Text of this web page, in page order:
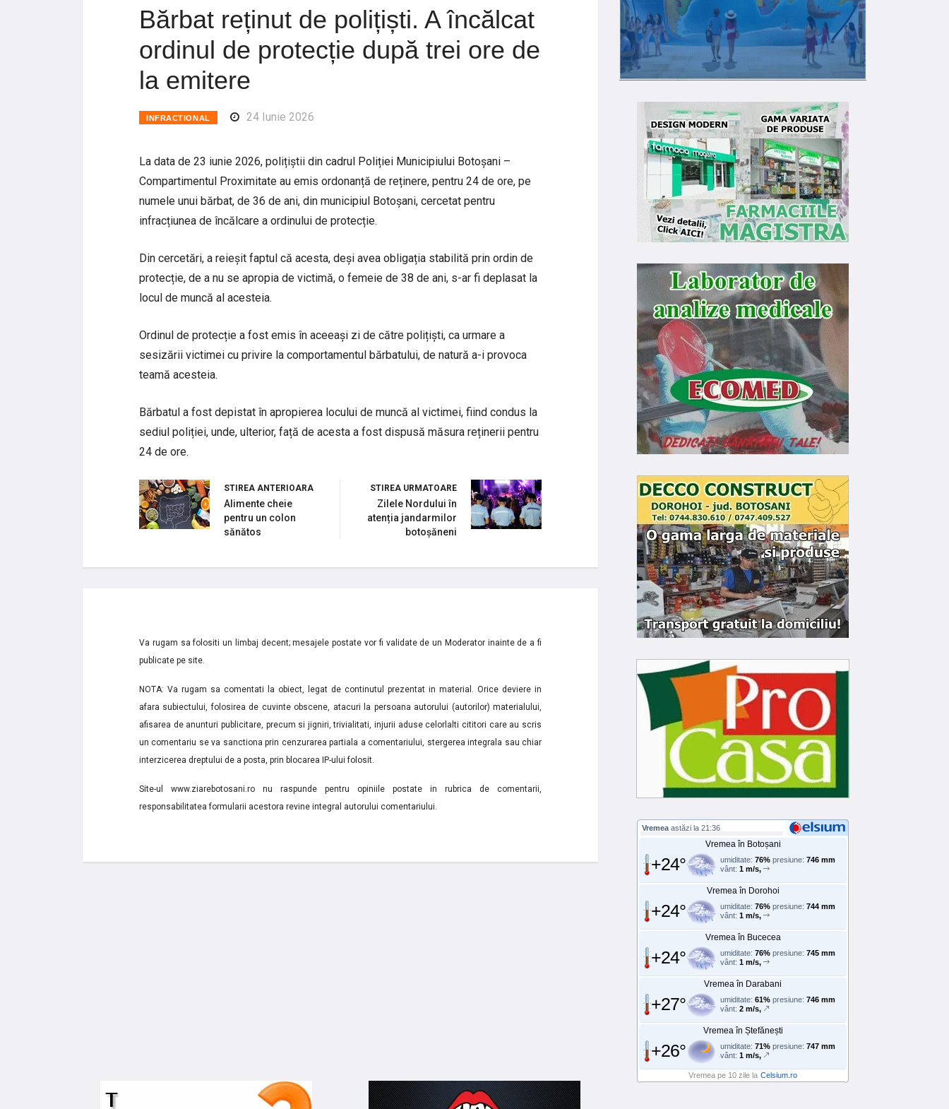
Bărbat reținut de polițiști. A încălcat
ordinul de protecție după trei ore de
la emitere
INFRACTIONAL 24 Iunie 2026
La data de 23 iunie 2026, polițiștii din cadrul Poliției Municipiului Botoșani –
Compartimentul Proximitate au emis ordonanță de reținere, pentru 24 de ore, pe
numele unui bărbat, de 36 de ani, din municipiul Botoșani, cercetat pentru
infracțiunea de încălcare a ordinului de protecție.
Din cercetări, a reieșit faptul că acesta, deși avea obligația stabilită prin ordin de
protecție, de a nu se apropia de victimă, o femeie de 38 de ani, s-ar fi deplasat la
locul de muncă al acesteia.
Ordinul de protecție a fost emis în aceeași zi de către polițiști, ca urmare a
sesizării victimei cu privire la comportamentul bărbatului, de natură a-i provoca
teamă acesteia.
Bărbatul a fost depistat în apropierea locului de muncă al victimei, fiind condus la
sediul poliției, unde, ulterior, față de acesta a fost dispusă măsura reținerii pentru
24 de ore.
STIREA ANTERIOARA
Alimente cheie
pentru un colon
sănătos
STIREA URMATOARE
Zilele Nordului în
atenția jandarmilor
botoșăneni
Va rugam sa folositi un limbaj decent; mesajele postate vor fi validate de un Moderator inainte de a fi
publicate pe site.
NOTA: Va rugam sa comentati la obiect, legat de continutul prezentat in material. Orice deviere in
afara subiectului, folosirea de cuvinte obscene, atacuri la persoana autorului (autorilor) materialului,
afisarea de anunturi publicitare, precum si jigniri, trivialitati, injurii aduse celorlalti cititori care au scris
un comentariu se va sanctiona prin cenzurarea partiala a comentariului, stergerea integrala sau chiar
interzicerea dreptului de a posta, prin blocarea IP-ului folosit.
Site-ul www.ziarebotosani.ro nu raspunde pentru opiniile postate in rubrica de comentarii,
responsabilitatea formularii acestora revine integral autorului comentariului.
Vremea astăzi la 21:36
Vremea în Botoșani
+24° umiditate: 76% presiune: 746 mm
vânt: 1 m/s,
Vremea în Dorohoi
+24° umiditate: 76% presiune: 744 mm
vânt: 1 m/s,
Vremea în Bucecea
+24° umiditate: 76% presiune: 745 mm
vânt: 1 m/s,
Vremea în Darabani
+27° umiditate: 61% presiune: 746 mm
vânt: 2 m/s,
Vremea în Ștefănești
+26° umiditate: 71% presiune: 747 mm
vânt: 1 m/s,
Vremea pe 10 zile la Celsium.ro